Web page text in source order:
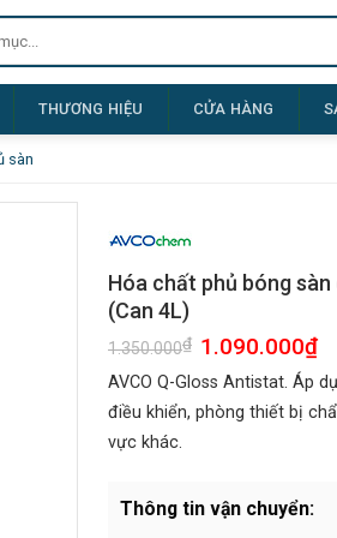
THƯƠNG HIỆU CỬA HÀNG
sàn
Hóa chất phủ bóng
(Can 4L)
1.350.000₫ Giá
gốc
là:
1.350.000₫.
1.090.000₫Giá
tại
là:
AVCO Q-Gloss Antistat. Áp
điều khiển, phòng thiết bị
vực khác.
Thông tin vận chuyển: